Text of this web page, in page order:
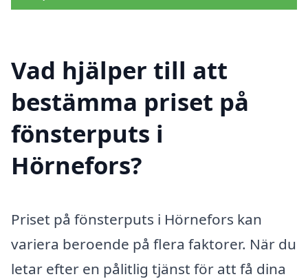
Vad hjälper till att
bestämma priset på
fönsterputs i
Hörnefors?
Priset på fönsterputs i Hörnefors kan
variera beroende på flera faktorer. När du
letar efter en pålitlig tjänst för att få dina